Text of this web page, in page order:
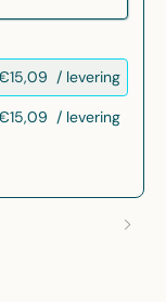
/ levering
/ levering
This
or